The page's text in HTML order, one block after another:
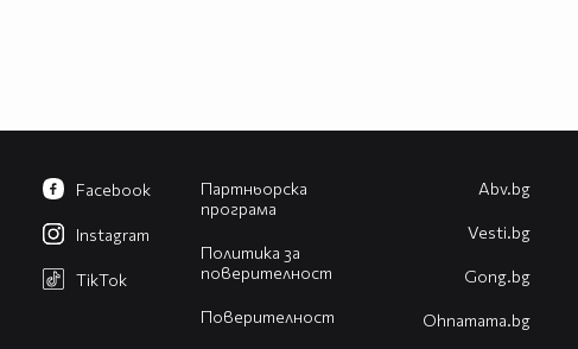
Партньорска
програма
Политика за
поверителност
Поверителност
Facebook
Instagram
TikTok
Abv.bg
Vesti.bg
Gong.bg
Оhnamama.bg